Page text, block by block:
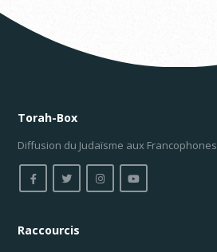
Torah-Box
Diffusion du Judaïsme aux Francophones
Raccourcis